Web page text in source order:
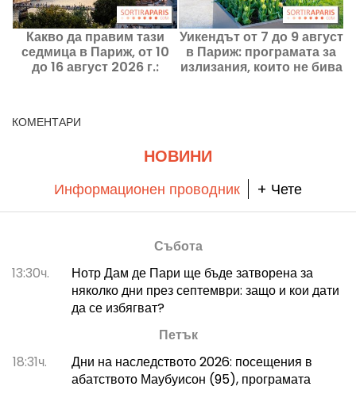
Какво да правим тази
седмица в Париж, от 10
до 16 август 2026 г.:
Уикендът от 7 до 9 август
в Париж: програмата за
излизания, които не бива
КОМЕНТАРИ
НОВИНИ
Информационен проводник + Чете
Събота
13:30ч.
Нотр Дам де Пари ще бъде затворена за
няколко дни през септември: защо и кои дати
да се избягват?
Петък
18:31ч.
Дни на наследството 2026: посещения в
абатството Маубуисон (95), програмата